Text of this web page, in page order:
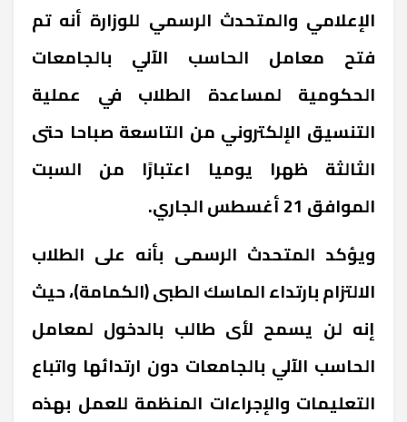
الإعلامي والمتحدث الرسمي للوزارة أنه تم
فتح معامل الحاسب الآلي بالجامعات
الحكومية لمساعدة الطلاب في عملية
التنسيق الإلكتروني من التاسعة صباحا حتى
الثالثة ظهرا يوميا اعتبارًا من السبت
الموافق 21 أغسطس الجاري.
ويؤكد المتحدث الرسمى بأنه على الطلاب
الالتزام بارتداء الماسك الطبى (الكمامة)، حيث
إنه لن يسمح لأى طالب بالدخول لمعامل
الحاسب الآلي بالجامعات دون ارتدائها واتباع
التعليمات والإجراءات المنظمة للعمل بهذه